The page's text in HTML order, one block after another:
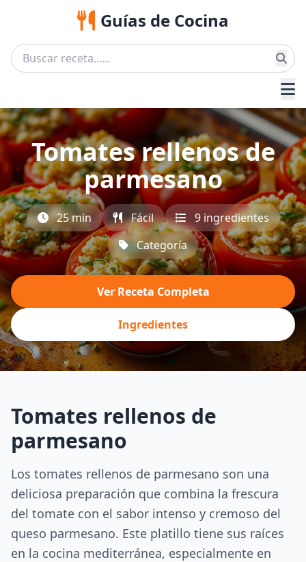
Guías de Cocina
Tomates rellenos de
parmesano
25 min Fácil
9 ingredientes
Categoría
Ver Receta Completa
Ingredientes
Tomates rellenos de
parmesano
Los tomates rellenos de parmesano son una
deliciosa preparación que combina la frescura
del tomate con el sabor intenso y cremoso del
queso parmesano. Este platillo tiene sus raíces
en la cocina mediterránea, especialmente en